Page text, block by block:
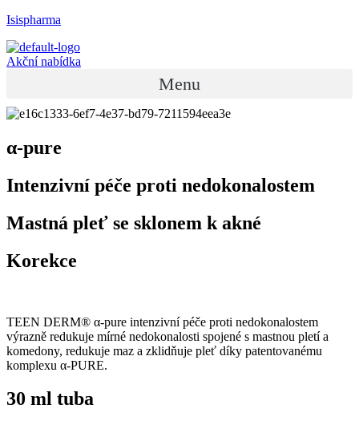
Isispharma
Akční nabídka
Menu
α-pure
Intenzivní péče proti nedokonalostem
Mastná pleť se sklonem k akné
Korekce
TEEN DERM® α-pure intenzivní péče proti nedokonalostem
výrazně redukuje mírné nedokonalosti spojené s mastnou pletí a
komedony, redukuje maz a zklidňuje pleť díky patentovanému
komplexu α-PURE.
30 ml tuba